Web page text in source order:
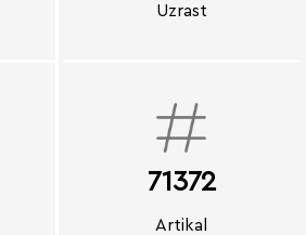
Uzrast
71372
Artikal